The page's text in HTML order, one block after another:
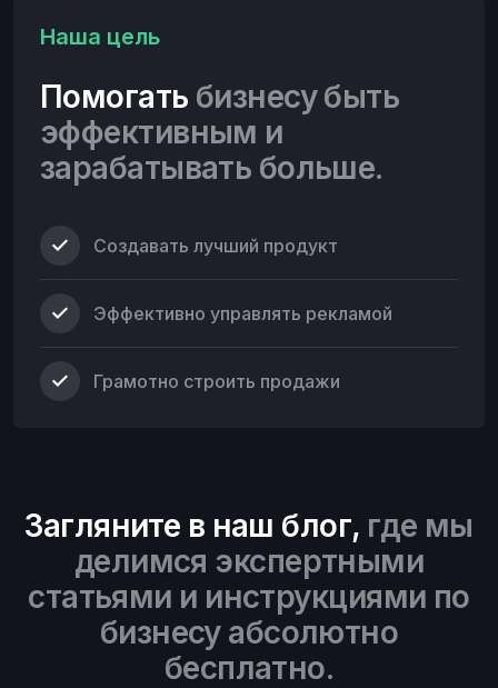
Наша цель
Помогать бизнесу быть
эффективным и
зарабатывать больше.
Создавать лучший продукт
Эффективно управлять рекламой
Грамотно строить продажи
Загляните в наш блог, где мы
делимся экспертными
статьями и инструкциями по
бизнесу абсолютно
бесплатно.